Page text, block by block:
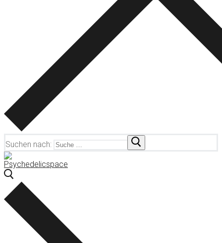
Suchen nach: